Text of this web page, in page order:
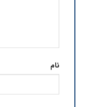
نام